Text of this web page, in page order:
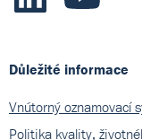
Důležité informace
Vnútorný oznamovací
Politika kvality,